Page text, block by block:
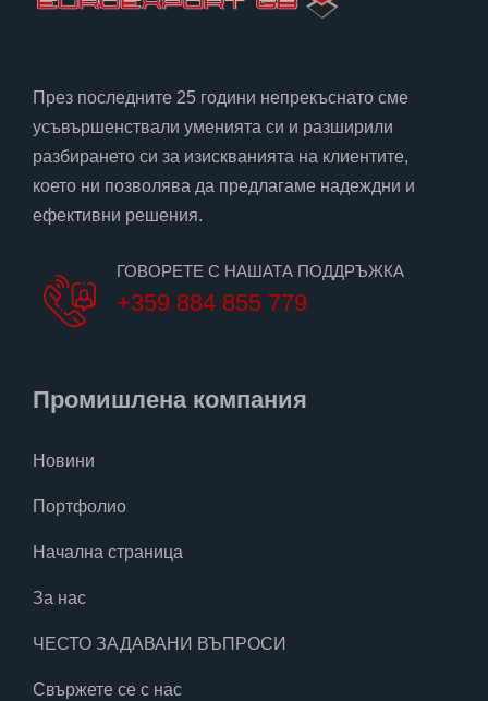
През последните 25 години непрекъснато сме
усъвършенствали уменията си и разширили
разбирането си за изискванията на клиентите,
което ни позволява да предлагаме надеждни и
ефективни решения.
ГОВОРЕТЕ С НАШАТА ПОДДРЪЖКА
+359 884 855 779
Промишлена компания
Новини
Портфолио
Начална страница
За нас
ЧЕСТО ЗАДАВАНИ ВЪПРОСИ
Свържете се с нас